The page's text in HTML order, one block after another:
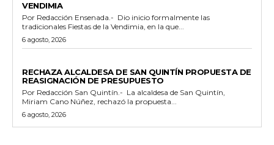
VENDIMIA
Por Redacción Ensenada.- Dio inicio formalmente las
tradicionales Fiestas de la Vendimia, en la que...
6 agosto, 2026
RECHAZA ALCALDESA DE SAN QUINTÍN PROPUESTA DE
REASIGNACIÓN DE PRESUPUESTO
Por Redacción San Quintín.- La alcaldesa de San Quintín,
Miriam Cano Núñez, rechazó la propuesta...
6 agosto, 2026